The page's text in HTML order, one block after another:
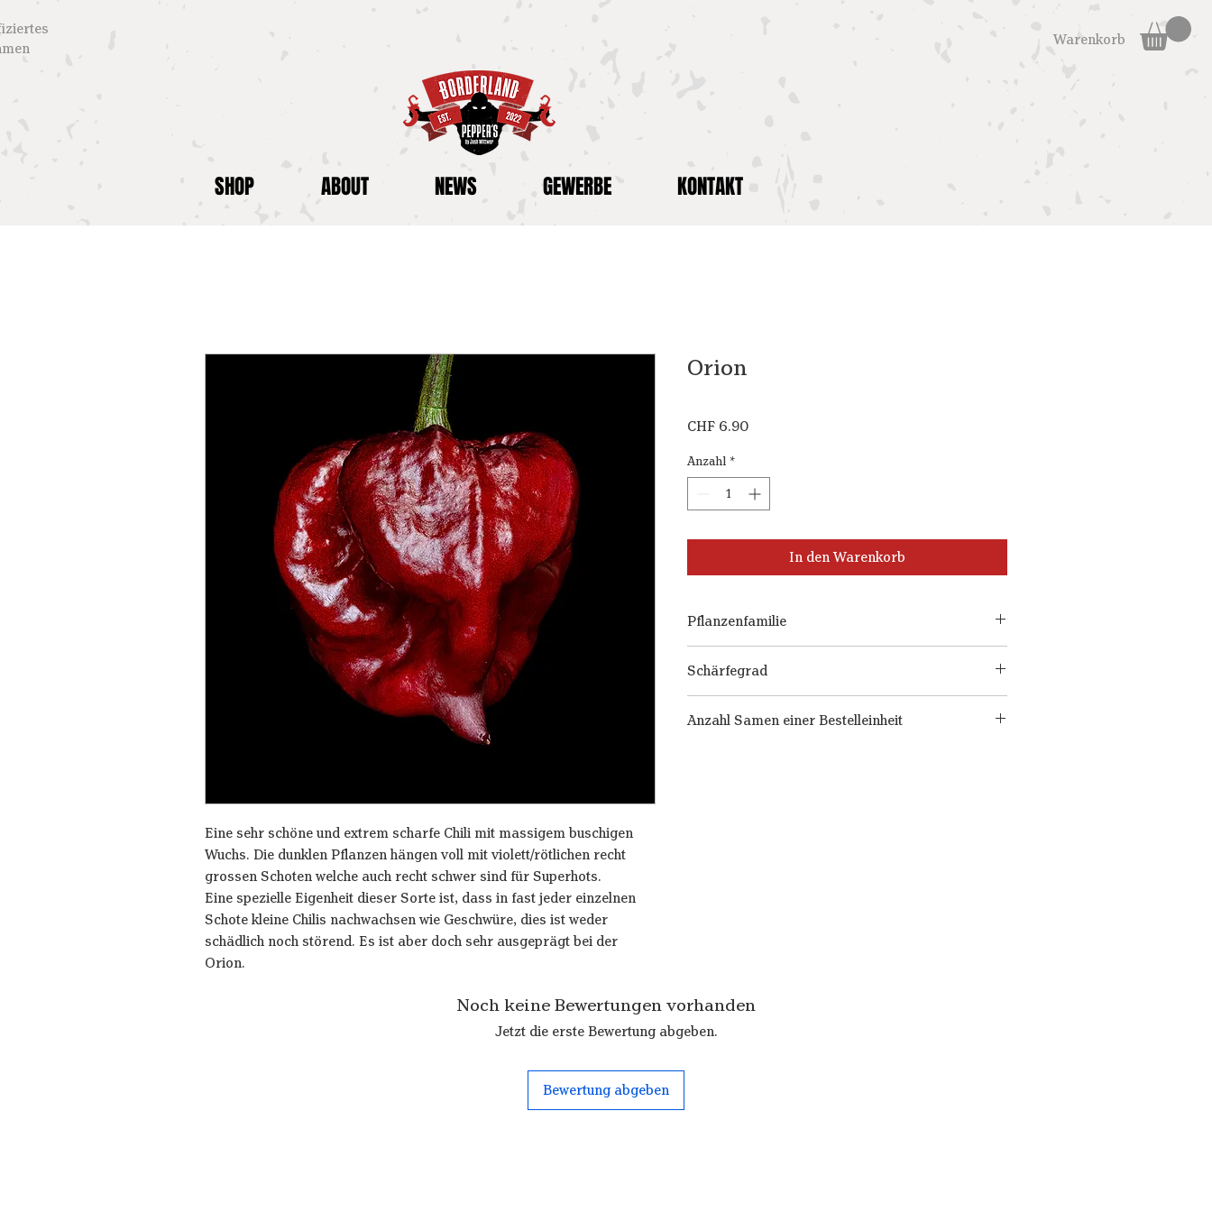
Warenkorb
SHOP ABOUT NEWS GEWERBE KONTAKT
Eine sehr schöne und extrem scharfe Chili mit massigem buschigen
Wuchs. Die dunklen Pflanzen hängen voll mit violett/rötlichen recht
grossen Schoten welche auch recht schwer sind für Superhots.
Eine spezielle Eigenheit dieser Sorte ist, dass in fast jeder einzelnen
Schote kleine Chilis nachwachsen wie Geschwüre, dies ist weder
schädlich noch störend. Es ist aber doch sehr ausgeprägt bei der
Orion.
Orion
CHF 6.90Preis
Anzahl *
In den Warenkorb
Pflanzenfamilie
Schärfegrad
Anzahl Samen einer Bestelleinheit
Noch keine Bewertungen vorhanden
Jetzt die erste Bewertung abgeben.
Bewertung abgeben